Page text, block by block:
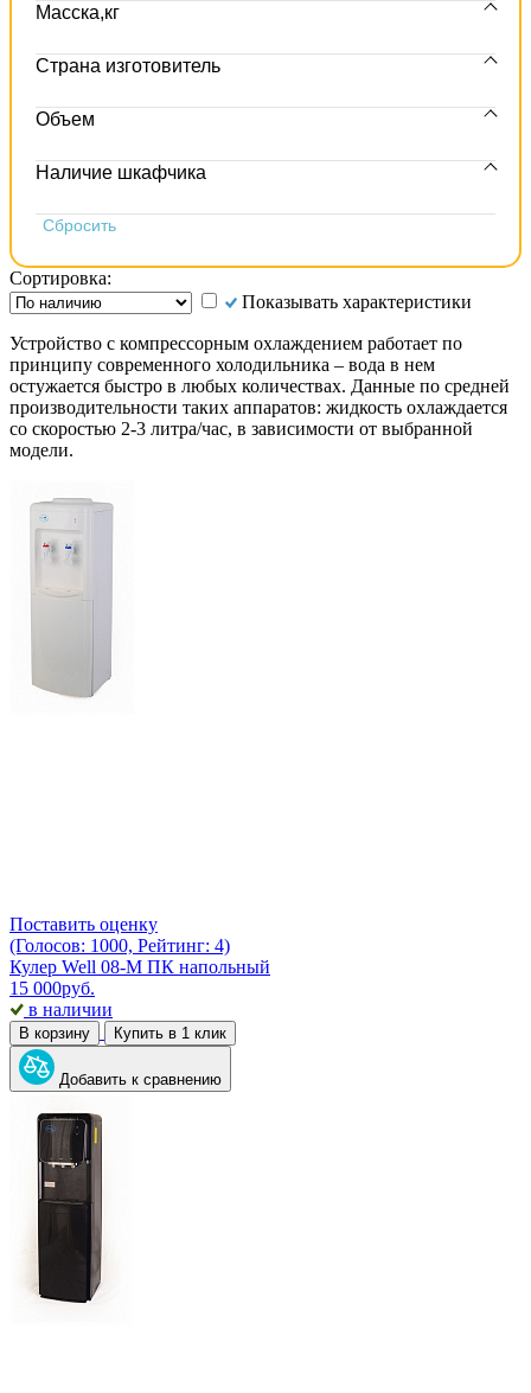
Масска,кг
Страна изготовитель
Объем
Наличие шкафчика
Сортировка:
Показывать характеристики
Устройство с компрессорным охлаждением работает по
принципу современного холодильника – вода в нем
остужается быстро в любых количествах. Данные по средней
производительности таких аппаратов: жидкость охлаждается
со скоростью 2-3 литра/час, в зависимости от выбранной
модели.
Поставить оценку
(Голосов: 1000, Рейтинг: 4)
Кулер Well 08-M ПК напольный
15 000руб.
в наличии
В корзину Купить в 1 клик
Добавить к сравнению